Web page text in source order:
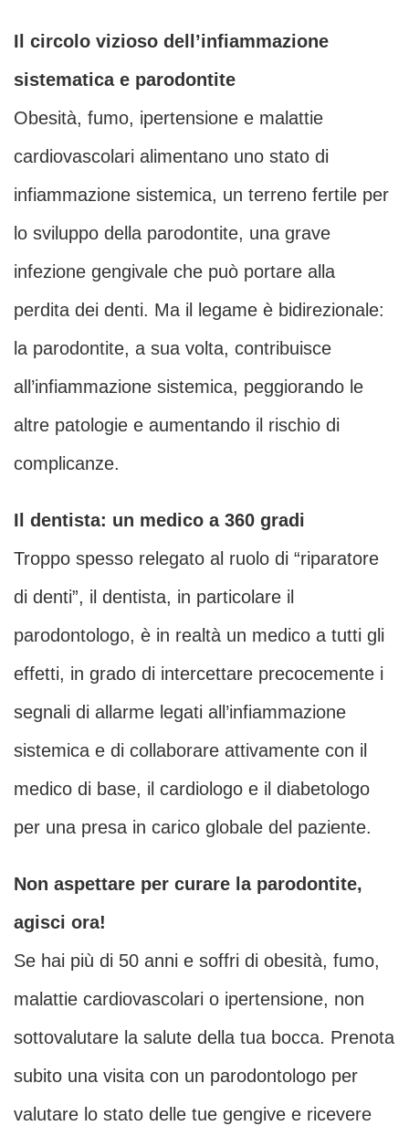
Il circolo vizioso dell’infiammazione
sistematica e parodontite
Obesità, fumo, ipertensione e malattie
cardiovascolari alimentano uno stato di
infiammazione sistemica, un terreno fertile per
lo sviluppo della parodontite, una grave
infezione gengivale che può portare alla
perdita dei denti. Ma il legame è bidirezionale:
la parodontite, a sua volta, contribuisce
all’infiammazione sistemica, peggiorando le
altre patologie e aumentando il rischio di
complicanze.
Il dentista: un medico a 360 gradi
Troppo spesso relegato al ruolo di “riparatore
di denti”, il dentista, in particolare il
parodontologo, è in realtà un medico a tutti gli
effetti, in grado di intercettare precocemente i
segnali di allarme legati all’infiammazione
sistemica e di collaborare attivamente con il
medico di base, il cardiologo e il diabetologo
per una presa in carico globale del paziente.
Non aspettare per curare la parodontite,
agisci ora!
Se hai più di 50 anni e soffri di obesità, fumo,
malattie cardiovascolari o ipertensione, non
sottovalutare la salute della tua bocca. Prenota
subito una visita con un parodontologo per
valutare lo stato delle tue gengive e ricevere